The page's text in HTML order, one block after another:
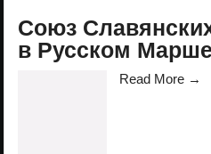
Союз
в Русском Марше
Read More →